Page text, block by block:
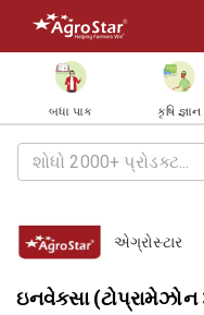
બધા પાક કૃષિ જ્ઞાન
એગ્રોસ્ટાર
ઇનવેક્સા